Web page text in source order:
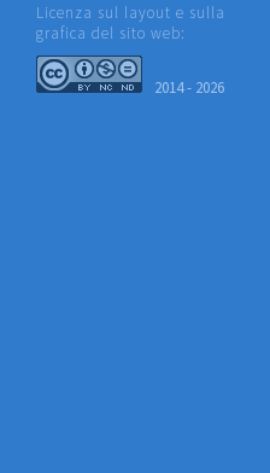
Licenza sul layout e sulla
grafica del sito web:
2014 - 2026